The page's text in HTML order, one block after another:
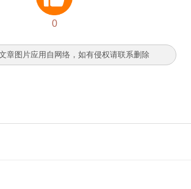
0
章图片应用自网络，如有侵权请联系删除